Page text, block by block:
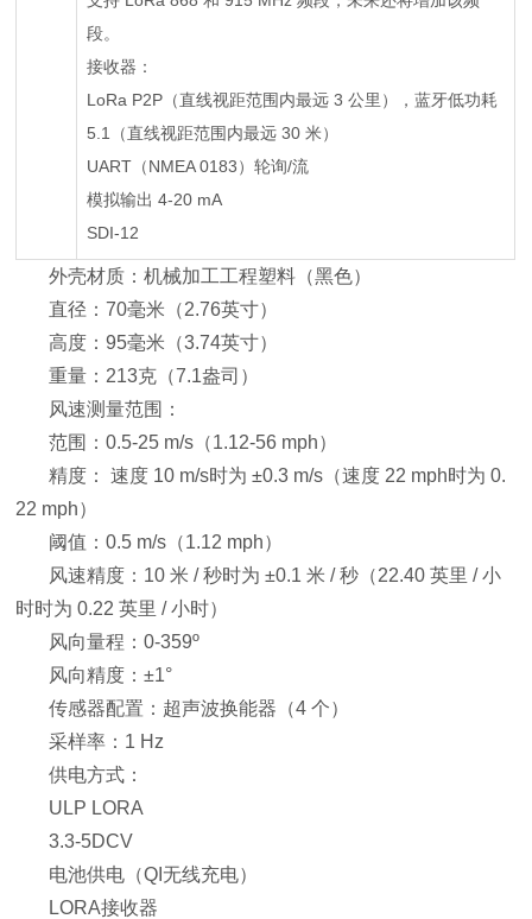
段。
接收器：
LoRa P2P（直线视距范围内最远 3 公里），蓝牙低功耗
5.1（直线视距范围内最远 30 米）
UART（NMEA 0183）轮询/流
模拟输出 4-20 mA
SDI-12
外壳材质：机械加工工程塑料（黑色）
直径：70毫米（2.76英寸）
高度：95毫米（3.74英寸）
重量：213克（7.1盎司）
风速测量范围：
范围：0.5-25 m/s（1.12-56 mph）
精度： 速度 10 m/s时为 ±0.3 m/s（速度 22 mph时为 0.
22 mph）
阈值：0.5 m/s（1.12 mph）
风速精度：10 米 / 秒时为 ±0.1 米 / 秒（22.40 英里 / 小
时时为 0.22 英里 / 小时）
风向量程：0-359º
风向精度：±1°
传感器配置：超声波换能器（4 个）
采样率：1 Hz
供电方式：
ULP LORA
3.3-5DCV
电池供电（QI无线充电）
LORA接收器